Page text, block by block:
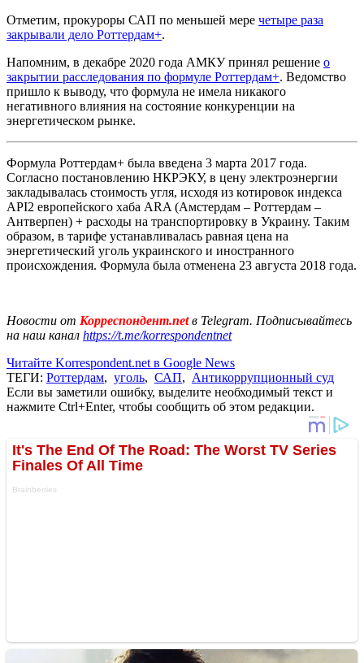
Отметим, прокуроры САП по меньшей мере четыре раза
закрывали дело Роттердам+.
Напомним, в декабре 2020 года АМКУ принял решение о
закрытии расследования по формуле Роттердам+. Ведомство
пришло к выводу, что формула не имела никакого
негативного влияния на состояние конкуренции на
энергетическом рынке.
Формула Роттердам+ была введена 3 марта 2017 года.
Согласно постановлению НКРЭКУ, в цену электроэнергии
закладывалась стоимость угля, исходя из котировок индекса
API2 европейского хаба ARA (Амстердам – ​​Роттердам – ​​
Антверпен) + расходы на транспортировку в Украину. Таким
образом, в тарифе устанавливалась равная цена на
энергетический уголь украинского и иностранного
происхождения. Формула была отменена 23 августа 2018 года.
Новости от Корреспондент.netв Telegram. Подписывайтесь
на наш канал https://t.me/korrespondentnet
Читайте Korrespondent.net в Google News
ТЕГИ: Роттердам, уголь, САП, Антикоррупционный суд
Если вы заметили ошибку, выделите необходимый текст и
нажмите Ctrl+Enter, чтобы сообщить об этом редакции.